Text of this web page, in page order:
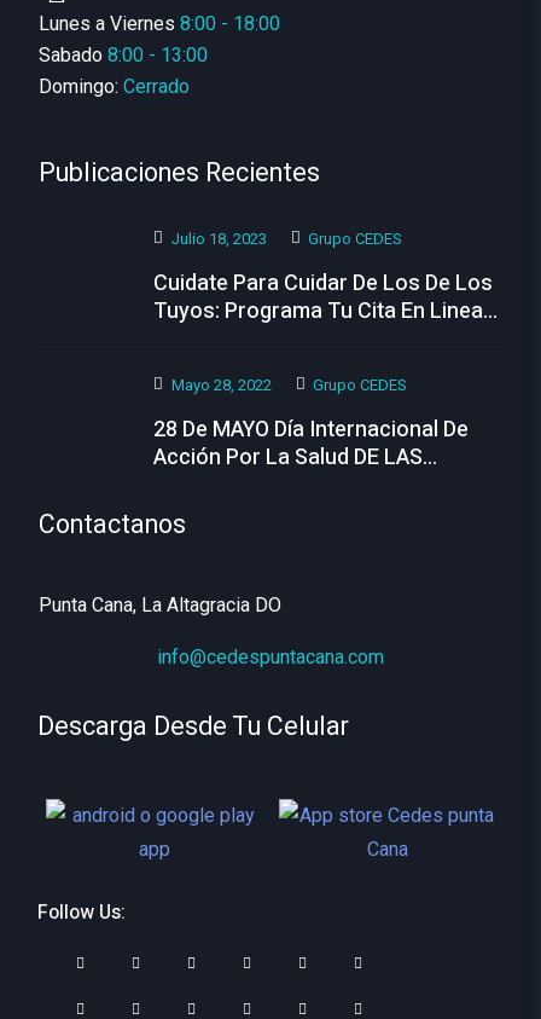
Lunes a Viernes 8:00 - 18:00
Sabado 8:00 - 13:00
Domingo: Cerrado
Publicaciones Recientes
Julio 18, 2023 Grupo CEDES
Cuidate Para Cuidar De Los De Los
Tuyos: Programa Tu Cita En Linea
Mayo 28, 2022 Grupo CEDES
28 De MAYO Día Internacional De
Acción Por La Salud DE LAS
Contactanos
Punta Cana, La Altagracia DO
info@cedespuntacana.com
Descarga Desde Tu Celular
Follow Us: